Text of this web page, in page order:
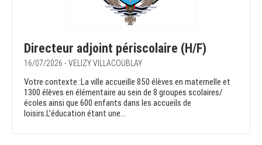
Directeur adjoint périscolaire (H/F)
16/07/2026 - VELIZY VILLACOUBLAY
Votre contexte :La ville accueille 850 élèves en maternelle et
1300 élèves en élémentaire au sein de 8 groupes scolaires/
écoles ainsi que 600 enfants dans les accueils de
loisirs.L’éducation étant une...